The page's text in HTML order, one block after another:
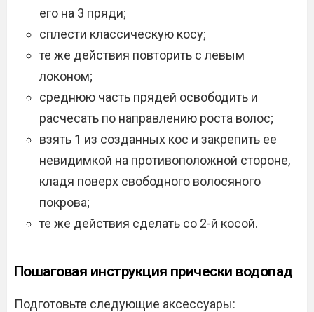
его на 3 пряди;
сплести классическую косу;
те же действия повторить с левым
локоном;
среднюю часть прядей освободить и
расчесать по направлению роста волос;
взять 1 из созданных кос и закрепить ее
невидимкой на противоположной стороне,
кладя поверх свободного волосяного
покрова;
те же действия сделать со 2-й косой.
Пошаговая инструкция прически водопад
Подготовьте следующие аксессуары: